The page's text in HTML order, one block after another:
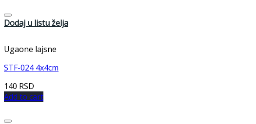
Dodaj u listu želja
Ugaone lajsne
STF-024 4x4cm
140 RSD
Add to cart